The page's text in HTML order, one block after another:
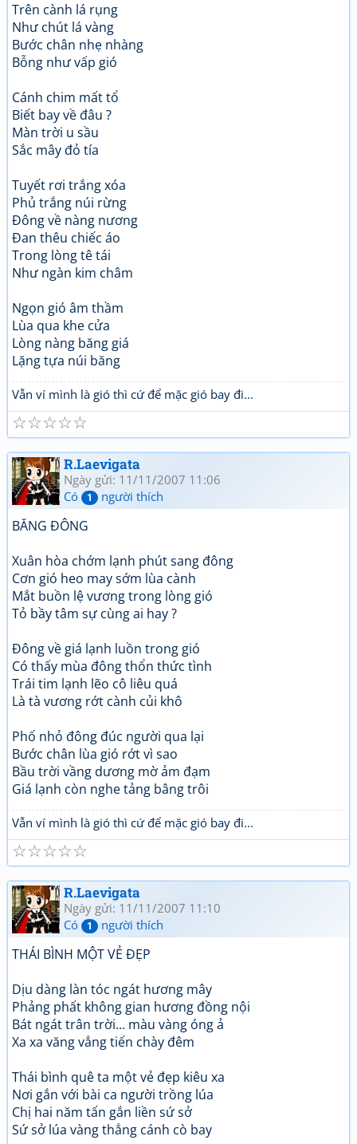
Trên cành lá rụng
Như chút lá vàng
Bước chân nhẹ nhàng
Bỗng như vấp gió
Cánh chim mất tổ
Biết bay về đâu ?
Màn trời u sầu
Sắc mây đỏ tía
Tuyết rơi trắng xóa
Phủ trắng núi rừng
Đông về nàng nương
Đan thêu chiếc áo
Trong lòng tê tái
Như ngàn kim châm
Ngọn gió âm thầm
Lùa qua khe cửa
Lòng nàng băng giá
Lặng tựa núi băng
Vẫn ví mình là gió thì cứ để mặc gió bay đi...
☆
☆
☆
☆
☆
R.Laevigata
Ngày gửi: 11/11/2007 11:06
Có
1 người thích
BĂNG ĐÔNG
Xuân hòa chớm lạnh phút sang đông
Cơn gió heo may sớm lùa cành
Mắt buồn lệ vương trong lòng gió
Tỏ bầy tâm sự cùng ai hay ?
Đông về giá lạnh luồn trong gió
Có thấy mùa đông thổn thức tình
Trái tim lạnh lẽo cô liêu quá
Là tà vương rớt cành củi khô
Phố nhỏ đông đúc người qua lại
Bước chân lùa gió rớt vì sao
Bầu trời vầng dương mờ ảm đạm
Giá lạnh còn nghe tảng bâng trôi
Vẫn ví mình là gió thì cứ để mặc gió bay đi...
☆
☆
☆
☆
☆
R.Laevigata
Ngày gửi: 11/11/2007 11:10
Có
1 người thích
THÁI BÌNH MỘT VẺ ĐẸP
Dịu dàng làn tóc ngát hương mây
Phảng phất không gian hương đồng nội
Bát ngát trân trời... màu vàng óng ả
Xa xa văng vẳng tiến chày đêm
Thái bình quê ta một vẻ đẹp kiêu xa
Nơi gắn với bài ca người trồng lúa
Chị hai năm tấn gắn liền sứ sở
Sứ sở lúa vàng thẳng cánh cò bay